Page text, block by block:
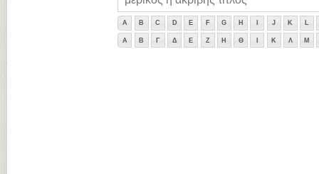
A B C D E F G H J K L
Α Β Γ Δ Ε Ζ Η Θ Κ Λ Μ